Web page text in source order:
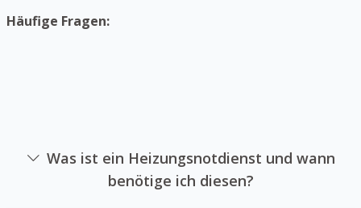
Häufige Fragen:
Was ist ein Heizungsnotdienst und wann
benötige ich diesen?